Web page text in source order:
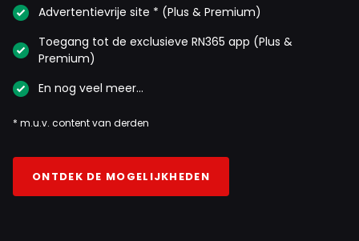
Advertentievrije site * (Plus & Premium)
Toegang tot de exclusieve RN365 app (Plus &
Premium)
En nog veel meer…
* m.u.v. content van derden
ONTDEK DE MOGELIJKHEDEN